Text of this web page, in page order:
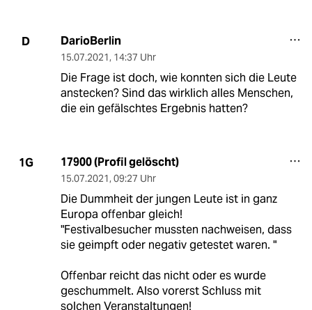
D DarioBerlin
15.07.2021, 14:37 Uhr
Die Frage ist doch, wie konnten sich die Leute
anstecken? Sind das wirklich alles Menschen,
die ein gefälschtes Ergebnis hatten?
1G 17900 (Profil gelöscht)
15.07.2021, 09:27 Uhr
Die Dummheit der jungen Leute ist in ganz
Europa offenbar gleich!
"Festivalbesucher mussten nachweisen, dass
sie geimpft oder negativ getestet waren. "
Offenbar reicht das nicht oder es wurde
geschummelt. Also vorerst Schluss mit
solchen Veranstaltungen!